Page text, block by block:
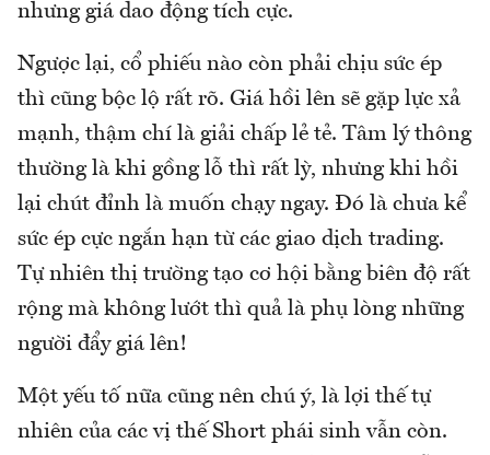
nhưng giá dao động tích cực.
Ngược lại, cổ phiếu nào còn phải chịu sức ép
thì cũng bộc lộ rất rõ. Giá hồi lên sẽ gặp lực xả
mạnh, thậm chí là giải chấp lẻ tẻ. Tâm lý thông
thường là khi gồng lỗ thì rất lỳ, nhưng khi hồi
lại chút đỉnh là muốn chạy ngay. Đó là chưa kể
sức ép cực ngắn hạn từ các giao dịch trading.
Tự nhiên thị trường tạo cơ hội bằng biên độ rất
rộng mà không lướt thì quả là phụ lòng những
người đẩy giá lên!
Một yếu tố nữa cũng nên chú ý, là lợi thế tự
nhiên của các vị thế Short phái sinh vẫn còn.